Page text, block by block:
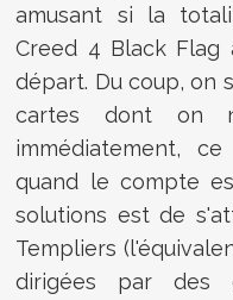
amusant si la
Creed 4 Black Flag
départ. Du coup, on
cartes dont on
immédiatement,
quand le compte
solutions est de
Templiers
dirigées par des